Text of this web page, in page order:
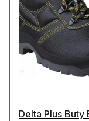
Delta Plus Buty